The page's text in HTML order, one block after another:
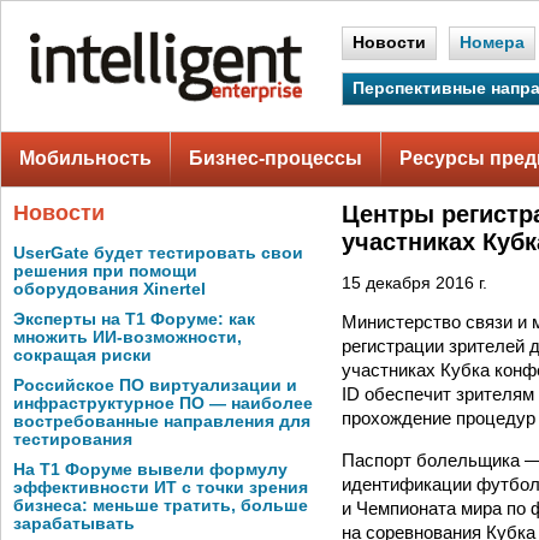
Новости Номера
Перспективные
Мобильность Бизнес-процессы Ресурсы
Новости
UserGate будет тестировать свои
решения при помощи
оборудования Xinertel
Эксперты на Т1 Форуме: как
множить ИИ-возможности,
сокращая риски
Российское ПО виртуализации и
инфраструктурное ПО — наиболее
востребованные направления для
тестирования
На Т1 Форуме вывели формулу
эффективности ИТ с точки зрения
бизнеса: меньше тратить, больше
зарабатывать
Центры
участниках
15 декабря 2016 г.
Министерство связи и
регистрации
участниках Кубка
ID обеспечит
прохождение
Паспорт болельщика —
идентификации
и Чемпионата мира по
на соревнования